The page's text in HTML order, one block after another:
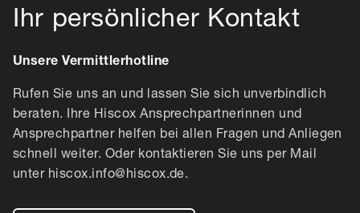
Ihr persönlicher Kontakt
Unsere Vermittlerhotline
Rufen Sie uns an und lassen Sie sich unverbindlich
beraten. Ihre Hiscox Ansprechpartnerinnen und
Ansprechpartner helfen bei allen Fragen und Anliegen
schnell weiter. Oder kontaktieren Sie uns per Mail
unter hiscox.info@hiscox.de.